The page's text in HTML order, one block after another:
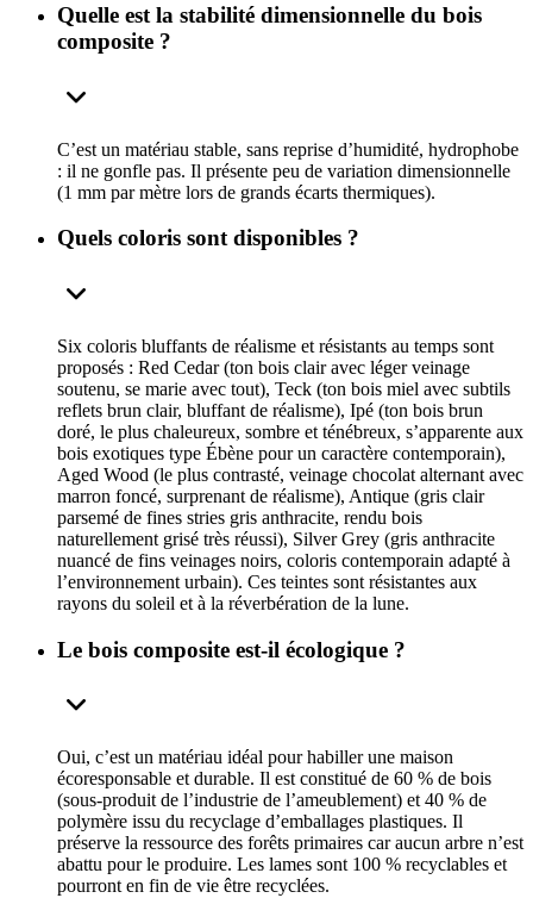
Quelle est la stabilité dimensionnelle du bois
composite ?
C’est un matériau stable, sans reprise d’humidité, hydrophobe
: il ne gonfle pas. Il présente peu de variation dimensionnelle
(1 mm par mètre lors de grands écarts thermiques).
Quels coloris sont disponibles ?
Six coloris bluffants de réalisme et résistants au temps sont
proposés : Red Cedar (ton bois clair avec léger veinage
soutenu, se marie avec tout), Teck (ton bois miel avec subtils
reflets brun clair, bluffant de réalisme), Ipé (ton bois brun
doré, le plus chaleureux, sombre et ténébreux, s’apparente aux
bois exotiques type Ébène pour un caractère contemporain),
Aged Wood (le plus contrasté, veinage chocolat alternant avec
marron foncé, surprenant de réalisme), Antique (gris clair
parsemé de fines stries gris anthracite, rendu bois
naturellement grisé très réussi), Silver Grey (gris anthracite
nuancé de fins veinages noirs, coloris contemporain adapté à
l’environnement urbain). Ces teintes sont résistantes aux
rayons du soleil et à la réverbération de la lune.
Le bois composite est-il écologique ?
Oui, c’est un matériau idéal pour habiller une maison
écoresponsable et durable. Il est constitué de 60 % de bois
(sous-produit de l’industrie de l’ameublement) et 40 % de
polymère issu du recyclage d’emballages plastiques. Il
préserve la ressource des forêts primaires car aucun arbre n’est
abattu pour le produire. Les lames sont 100 % recyclables et
pourront en fin de vie être recyclées.